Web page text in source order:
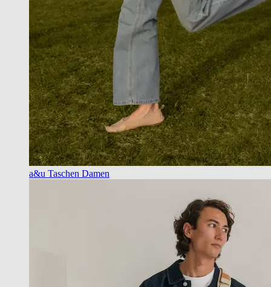
a&u Taschen Damen